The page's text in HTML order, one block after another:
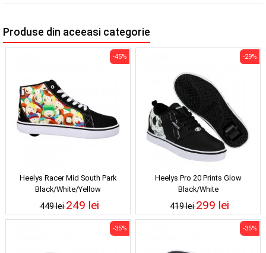
Produse din aceeasi categorie
Heelys Racer Mid South Park
Black/White/Yellow
449 lei
-45%
249 lei
Heelys Pro 20 Prints Glow
Black/White
419 lei
-29%
299 lei
-35% -35%